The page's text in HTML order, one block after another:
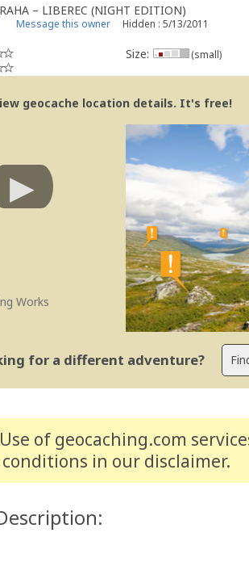
– LIBEREC (NIGHT EDITION)
Message this owner Hidden : 5/13/2011
Size: (small)
geocache location details. It's free!
Works
for a different adventure?
of geocaching.com
in our disclaimer.